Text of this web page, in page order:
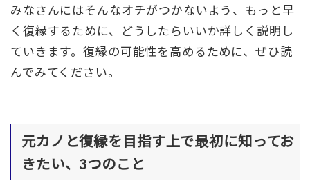
みなさんにはそんなオチがつかないよう、もっと早
く復縁するために、どうしたらいいか詳しく説明し
ていきます。復縁の可能性を高めるために、ぜひ読
んでみてください。
元カノと復縁を目指す上で最初に知ってお
きたい、3つのこと